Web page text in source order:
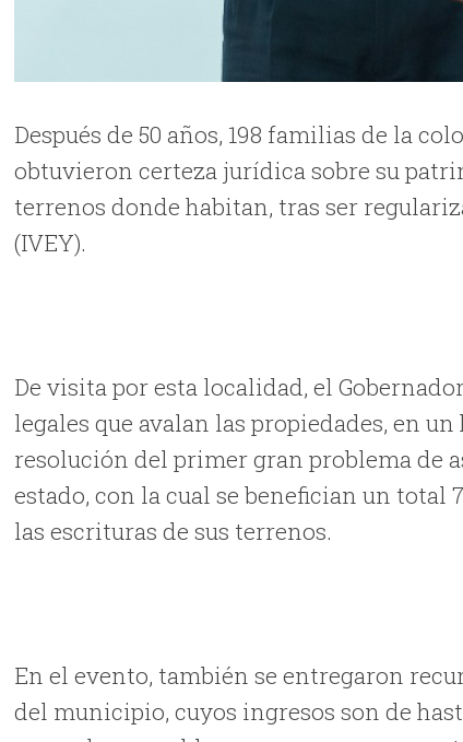
Después de 50 años, 198 familias de la
obtuvieron certeza jurídica sobre su
terrenos donde habitan, tras ser
(IVEY).
De visita por esta localidad, el
legales que avalan las propiedades, en
resolución del primer gran problema de
estado, con la cual se benefician un total
las escrituras de sus terrenos.
En el evento, también se entregaron
del municipio, cuyos ingresos son de